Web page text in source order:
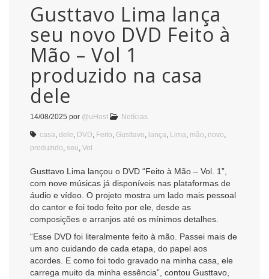
Gusttavo Lima lança
seu novo DVD Feito à
Mão – Vol 1
produzido na casa
dele
14/08/2025 por @uHost Notícias
casa dele DVD Feito Gusttavo lança Lima mão novo
produzido seu Vol
Gusttavo Lima lançou o DVD “Feito à Mão – Vol. 1”,
com nove músicas já disponíveis nas plataformas de
áudio e vídeo. O projeto mostra um lado mais pessoal
do cantor e foi todo feito por ele, desde as
composições e arranjos até os mínimos detalhes.
“Esse DVD foi literalmente feito à mão. Passei mais de
um ano cuidando de cada etapa, do papel aos
acordes. E como foi todo gravado na minha casa, ele
carrega muito da minha essência”, contou Gusttavo,